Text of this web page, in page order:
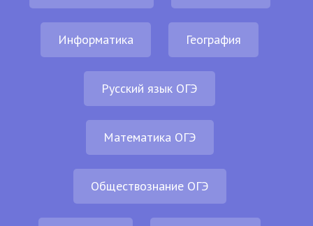
Информатика География
Русский язык ОГЭ
Математика ОГЭ
Обществознание ОГЭ